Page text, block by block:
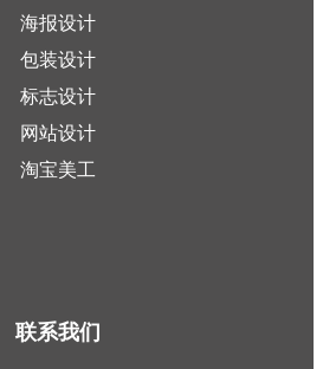
海报设计
包装设计
标志设计
网站设计
淘宝美工
联系我们